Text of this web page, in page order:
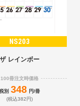
NS203
ザ レインボー
100冊注文時価格
別 348 円/冊
(税込382円)